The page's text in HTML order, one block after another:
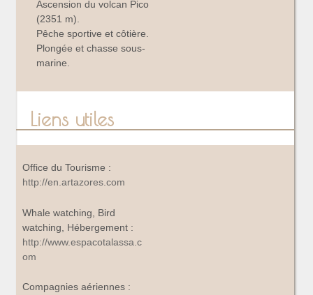
Ascension du volcan Pico
(2351 m).
Pêche sportive et côtière.
Plongée et chasse sous-
marine.
Liens utiles
Office du Tourisme :
http://en.artazores.com
Whale watching, Bird
watching, Hébergement :
http://www.espacotalassa.c
om
Compagnies aériennes :